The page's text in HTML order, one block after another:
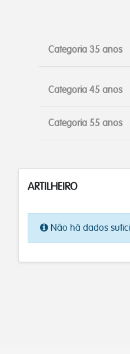
Categoria 35 anos
Categoria 45 anos
Categoria 55 anos
ARTILHEIRO
Não há dados